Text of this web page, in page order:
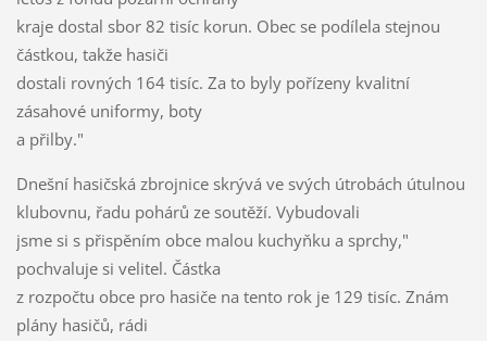
kraje dostal sbor 82 tisíc korun. Obec se podílela stejnou
částkou, takže hasiči
dostali rovných 164 tisíc. Za to byly pořízeny kvalitní
zásahové uniformy, boty
a přilby."
Dnešní hasičská zbrojnice skrývá ve svých útrobách útulnou
klubovnu, řadu pohárů ze soutěží. Vybudovali
jsme si s přispěním obce malou kuchyňku a sprchy,"
pochvaluje si velitel. Částka
z rozpočtu obce pro hasiče na tento rok je 129 tisíc. Znám
plány hasičů, rádi